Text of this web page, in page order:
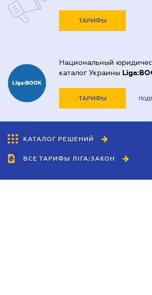
ТАРИФЫ
Национальный
каталог Украины
ТАРИФЫ
КАТАЛОГ РЕШЕНИЙ
ВСЕ ТАРИФЫ ЛІГА:ЗАКОН